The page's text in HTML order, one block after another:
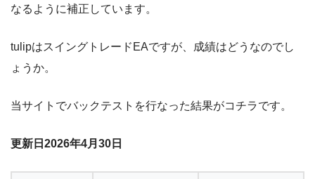
なるように補正しています。
tulipはスイングトレードEAですが、成績はどうなのでし
ょうか。
当サイトでバックテストを行なった結果がコチラです。
更新日2026年4月30日